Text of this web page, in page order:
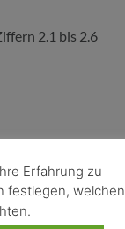
2.1 bis 2.6
Erfahrung zu
festlegen, welchen